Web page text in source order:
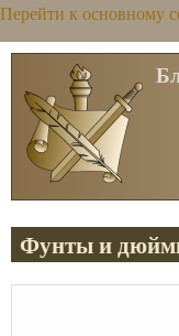
Перейти к основному
Фунты и